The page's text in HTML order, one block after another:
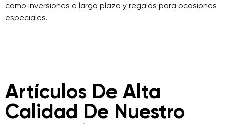
como inversiones a largo plazo y regalos para ocasiones
especiales.
Artículos De Alta
Calidad De Nuestro